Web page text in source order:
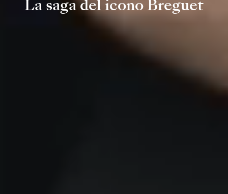
La saga del icono Breguet